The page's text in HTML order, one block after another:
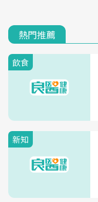
熱門推薦
飲食
新知